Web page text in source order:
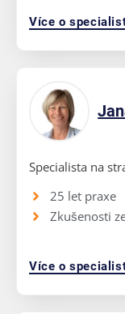
Více o
Specialista na
25 let praxe
Zkušenosti
Více o